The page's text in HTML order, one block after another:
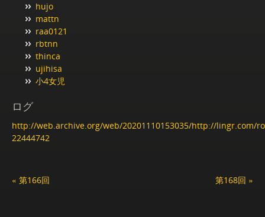
hujo
mattn
raa0121
rbtnn
thinca
ujihisa
小4女児
ログ
http://web.archive.org/web/20201110153035/http://lingr.com/
22444742
« 第166回 第168回 »